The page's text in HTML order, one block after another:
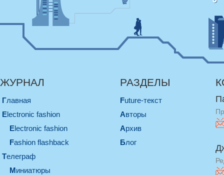
ЖУРНАЛ
Главная
electronic fashion
electronic fashion
Fashion flashback
телеграф
миниатюры
РАЗДЕЛЫ
Future-текст
Авторы
Архив
Блог